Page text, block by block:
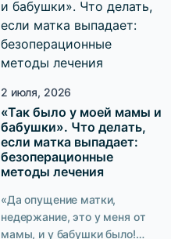
врача-гинеколога ответить
на самые частые вопросы о
пролапсе органов малого
таза и рассказать, можно ли
образом.
2 июля, 2026
«Так было у моей мамы и
бабушки». Что делать,
если матка выпадает:
безоперационные
методы лечения
«Да опущение матки,
недержание, это у меня от
мамы, и у бабушки было!